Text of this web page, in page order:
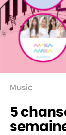
Music
5